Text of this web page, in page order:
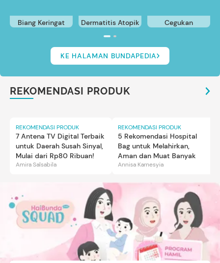
Biang Keringat Dermatitis Atopik Cegukan
KE HALAMAN BUNDAPEDIA
REKOMENDASI PRODUK
REKOMENDASI PRODUK
7 Antena TV Digital Terbaik
untuk Daerah Susah Sinyal,
Mulai dari Rp80 Ribuan!
Amira Salsabila
REKOMENDASI PRODUK
5 Rekomendasi Hospital
Bag untuk Melahirkan,
Aman dan Muat Banyak
Annisa Karnesyia